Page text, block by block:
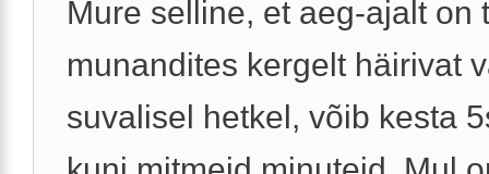
Mure selline, et aeg-ajalt on
munandites kergelt häirivat
suvalisel hetkel, võib kesta